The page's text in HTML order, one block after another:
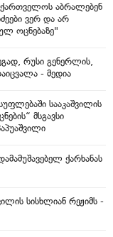
აბრალებენ
ვერ და არ
ოცნებაზე"
რუსი გენერლის,
- მედია
სააკაშვილის
მსგავსი
ქარხანას
სისხლიან რეჟიმს -